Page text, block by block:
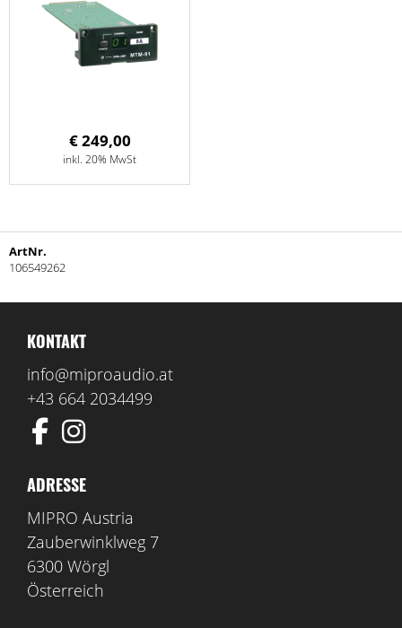
€ 249,00
inkl. 20% MwSt
ArtNr.
106549262
KONTAKT
info@miproaudio.at
+43 664 2034499
ADRESSE
MIPRO Austria
Zauberwinklweg 7
6300 Wörgl
Österreich